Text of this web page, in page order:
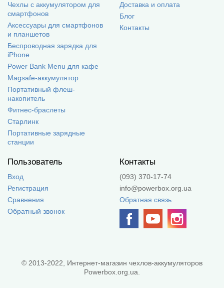
Чехлы с аккумулятором для
смартфонов
Аксессуары для смартфонов
и планшетов
Беспроводная зарядка для
iPhone
Power Bank Menu для кафе
Magsafe-аккумулятор
Портативный флеш-
накопитель
Фитнес-браслеты
Старлинк
Портативные зарядные
станции
Доставка и оплата
Блог
Контакты
Пользователь
Вход
Регистрация
Сравнения
Обратный звонок
Контакты
(093) 370-17-74
info@powerbox.org.ua
Обратная связь
© 2013-2022, Интернет-магазин чехлов-аккумуляторов
Powerbox.org.ua.